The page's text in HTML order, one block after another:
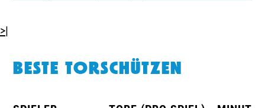
>|
BESTE TORSCHÜTZEN